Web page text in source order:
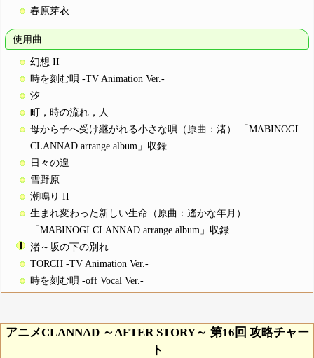
春原芽衣
使用曲
幻想 II
時を刻む唄 -TV Animation Ver.-
汐
町，時の流れ，人
母から子へ受け継がれる小さな唄（原曲：渚） 「MABINOGI
CLANNAD arrange album」収録
日々の遑
雪野原
潮鳴り II
生まれ変わった新しい生命（原曲：遙かな年月）
「MABINOGI CLANNAD arrange album」収録
渚～坂の下の別れ
TORCH -TV Animation Ver.-
時を刻む唄 -off Vocal Ver.-
アニメCLANNAD ～AFTER STORY～ 第16回 攻略チャー
ト